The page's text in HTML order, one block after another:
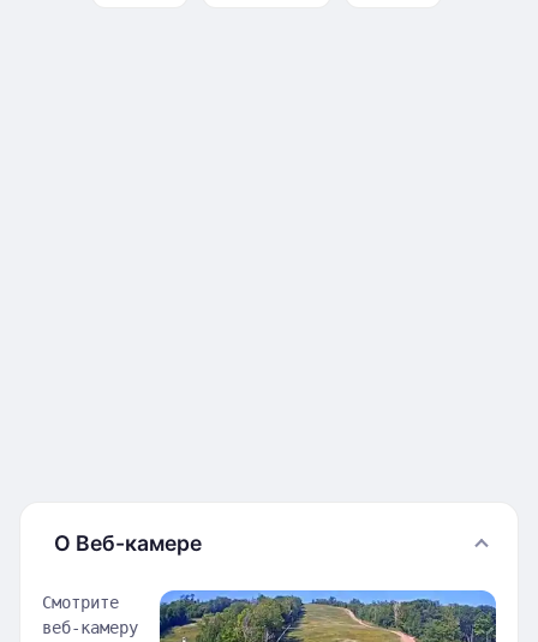
О Веб-камере
Смотрите
веб-камеру